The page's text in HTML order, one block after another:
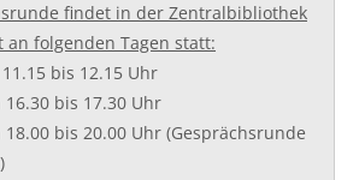
findet in der Zentralbibliothek
an folgenden Tagen statt:
bis 12.15 Uhr
bis 17.30 Uhr
bis 20.00 Uhr (Gesprächsrunde